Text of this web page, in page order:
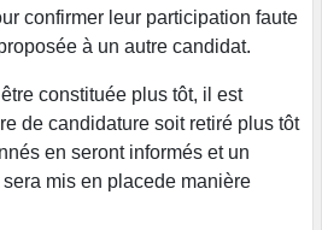
confirmer leur participation faute
à un autre candidat.
constituée plus tôt, il est
de candidature soit retiré plus tôt
en seront informés et un
mis en placede manière